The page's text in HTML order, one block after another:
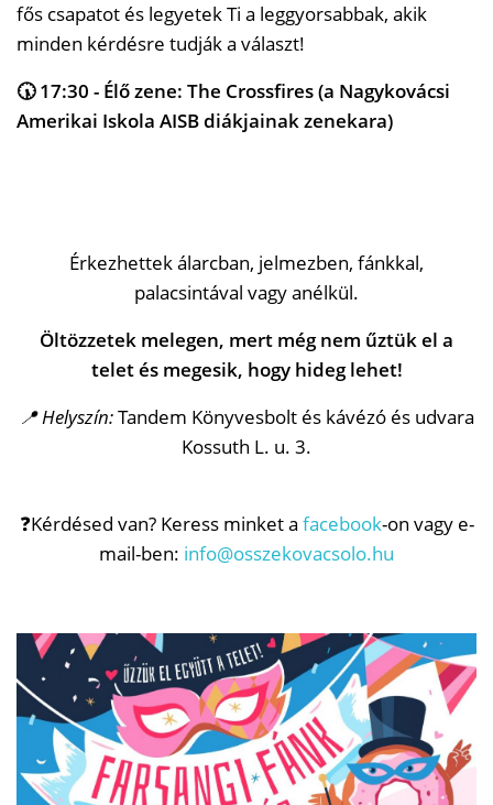
fős csapatot és legyetek Ti a leggyorsabbak, akik
minden kérdésre tudják a választ!
🕠 17:30 - Élő zene: The Crossfires (a Nagykovácsi
Amerikai Iskola AISB diákjainak zenekara)
Érkezhettek álarcban, jelmezben, fánkkal,
palacsintával vagy anélkül.
Öltözzetek melegen, mert még nem űztük el a
telet és megesik, hogy hideg lehet!
📍 Helyszín:Tandem Könyvesbolt és kávézó és udvara
Kossuth L. u. 3.
❓Kérdésed van? Keress minket a facebook-on vagy e-
mail-ben: info@osszekovacsolo.hu